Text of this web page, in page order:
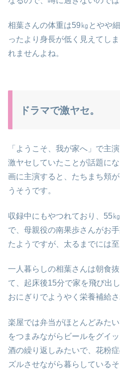
相葉さんの体重は59㎏とやや
ったより身長が低く見えてし
れませんよね。
ドラマで激ヤセ。
「ようこそ、我が家へ」で主
激ヤセしていたことが話題に
画に主演すると、たちまち頬
うそうです。
収録中にもやつれており、 55㎏
で、母親役の南果歩さんがお
たようですが、太るまでには
一人暮らしの相葉さんは朝食
て、起床後15分で家を飛び出
おにぎりでようやく栄養補給さ
楽屋では弁当がほとんどみた
をつまみながらビールをグイ
酒の繰り返しみたいで、花粉
ズルさせながら暮らしているそ